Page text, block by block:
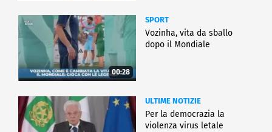
00:28
SPORT
Vozinha, vita da sballo
dopo il Mondiale
ULTIME NOTIZIE
Per la democrazia la
violenza virus letale